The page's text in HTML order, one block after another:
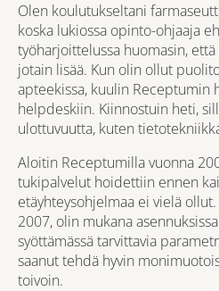
Olen koulutukseltani
koska lukiossa opinto-ohjaaja
työharjoittelussa huomasin,
jotain lisää. Kun olin ollut
apteekissa, kuulin Receptumin
helpdeskiin. Kiinnostuin heti,
ulottuvuutta, kuten
Aloitin Receptumilla vuonna
tukipalvelut hoidettiin ennen
etäyhteysohjelmaa ei vielä
2007, olin mukana
syöttämässä tarvittavia
saanut tehdä hyvin
toivoin.